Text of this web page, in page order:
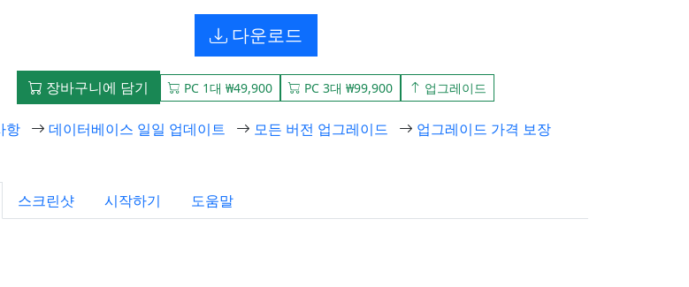
다운로드
장바구니에 담기 PC 1대 ₩49,900 PC 3대 ₩99,900 업그레이드
항 데이터베이스 일일 업데이트 모든 버전 업그레이드 업그레이드 가격 보장
스크린샷 시작하기 도움말